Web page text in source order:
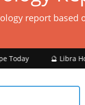
report based
🔮 Libra Horoscope